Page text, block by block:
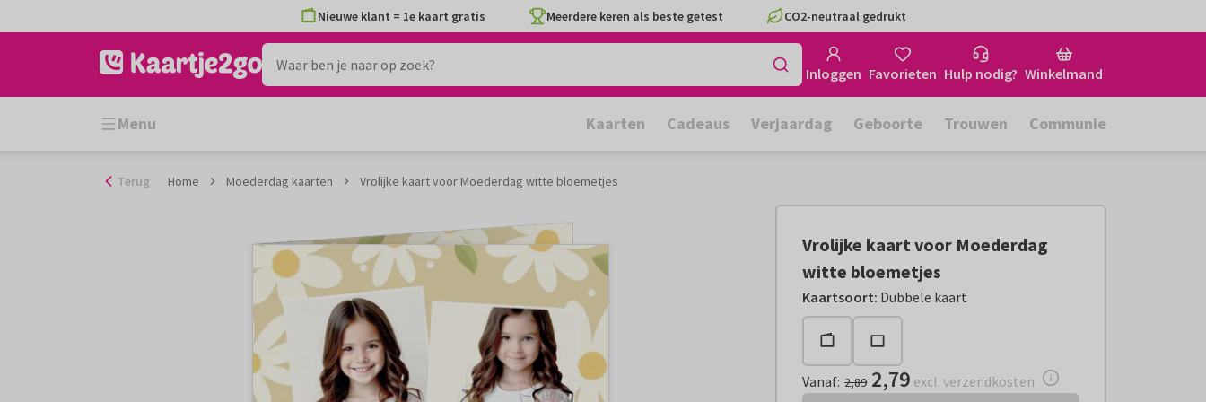
naar
Nieuwe klant = 1e kaart gratis Meerdere keren als beste getest CO2-neutraal gedrukt
Inloggen Favorieten Hulp nodig? Winkelmand
Menu Kaarten Cadeaus Verjaardag Geboorte Trouwen Communie
Terug Home Moederdag kaarten Vrolijke kaart voor Moederdag witte bloemetjes
Vrolijke kaart voor Moederdag
witte bloemetjes
Kaartsoort: Dubbele kaart
Vanaf:€ 2,79 excl. verzendkosten
Vanaf: 2,89 2,79 excl. verzendkosten